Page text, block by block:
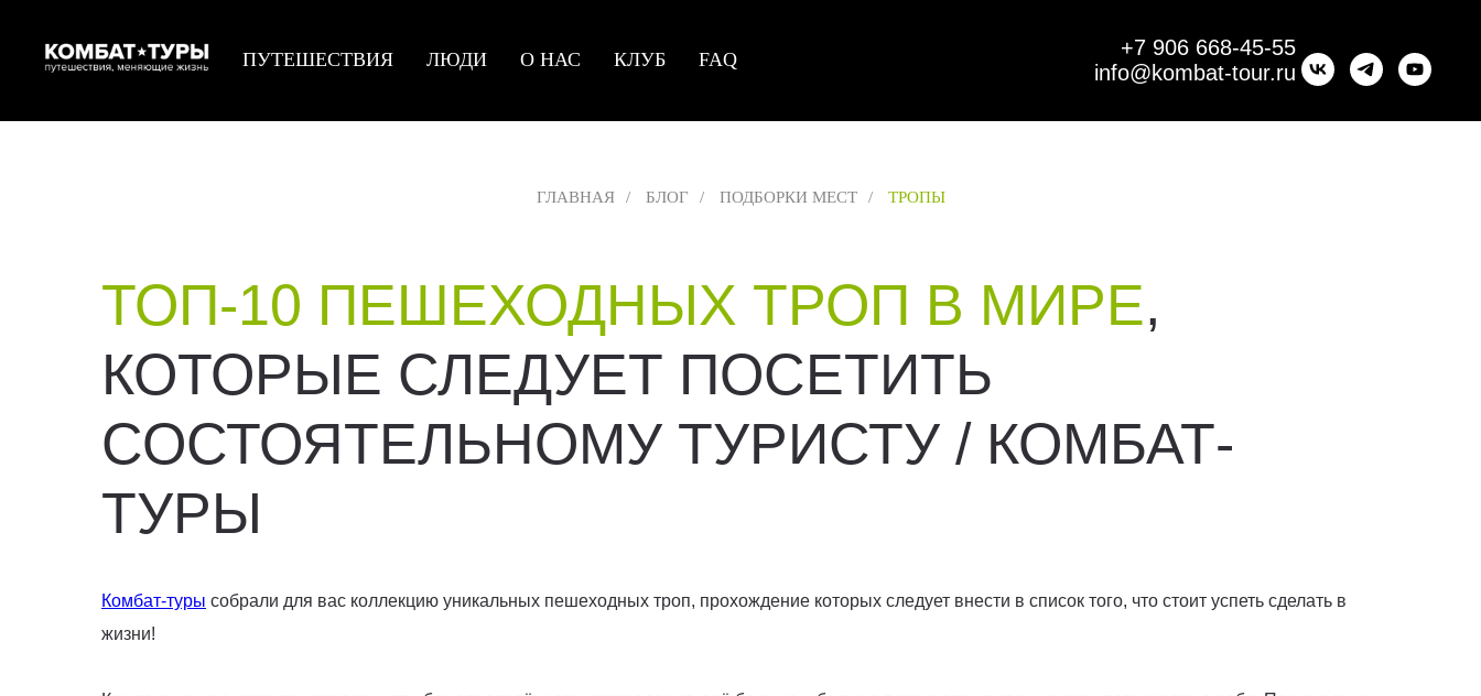
ПУТЕШЕСТВИЯ ЛЮДИ О НАС КЛУБ FAQ
+7 906 668-45-55
info@kombat-tour.ru
ГЛАВНАЯ / БЛОГ / ПОДБОРКИ МЕСТ / ТРОПЫ
ТОП-10 ПЕШЕХОДНЫХ ТРОП В МИРЕ,
КОТОРЫЕ СЛЕДУЕТ ПОСЕТИТЬ
СОСТОЯТЕЛЬНОМУ ТУРИСТУ / КОМБАТ-
ТУРЫ
Комбат-туры собрали для вас коллекцию уникальных пешеходных троп, прохождение которых следует внести в список того, что стоит успеть сделать в
жизни!